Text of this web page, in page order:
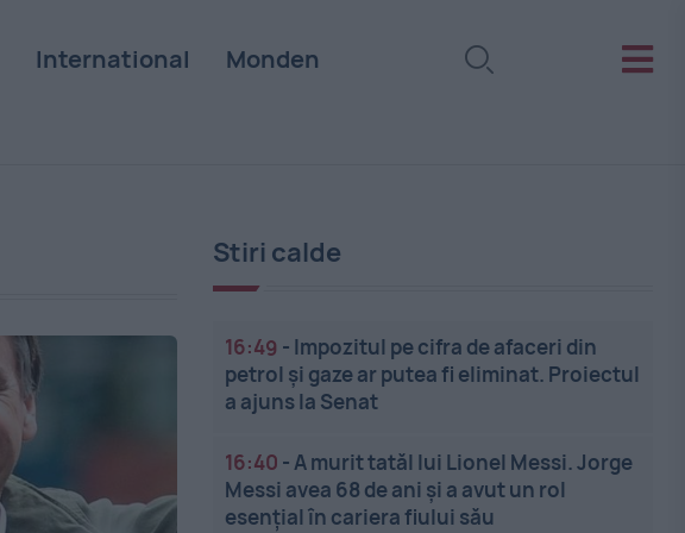
International Monden
Stiri calde
16:49 - Impozitul pe cifra de afaceri din
petrol și gaze ar putea fi eliminat. Proiectul
a ajuns la Senat
16:40 -A murit tatăl lui Lionel Messi. Jorge
Messi avea 68 de ani și a avut un rol
esențial în cariera fiului său